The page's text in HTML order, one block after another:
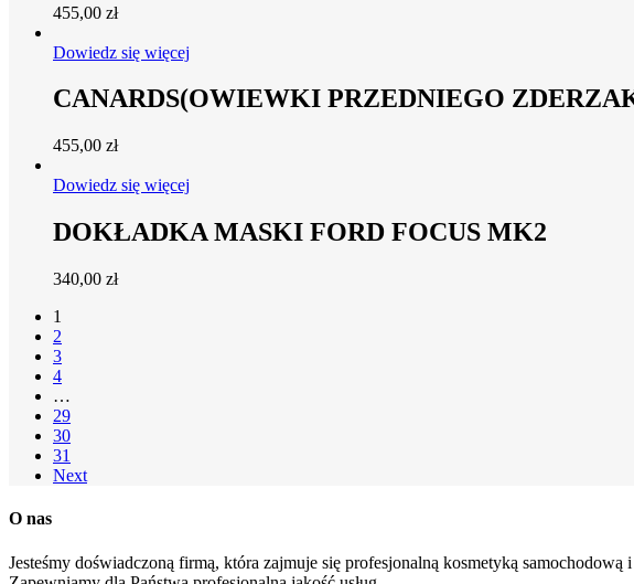
455,00 zł
Dowiedz się więcej
CANARDS(OWIEWKI PRZEDNIEGO
455,00 zł
Dowiedz się więcej
DOKŁADKA MASKI FORD FOCUS MK2
340,00 zł
1
2
3
4
…
29
30
31
Next
O nas
Jesteśmy doświadczoną firmą, która zajmuje się profesjonalną kosmetyką